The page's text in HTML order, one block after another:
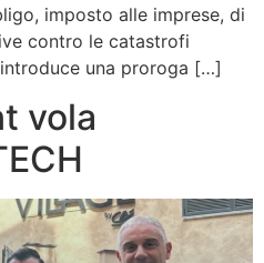
imposto alle imprese, di
contro le catastrofi
una proroga […]
vola